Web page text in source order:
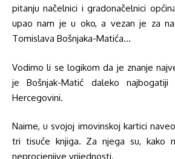
pitanju načelnici i gradonačelnici
upao nam je u oko, a vezan je za
Tomislava Bošnjaka-Matića…
Vodimo li se logikom da je znanje
je Bošnjak-Matić daleko
Hercegovini.
Naime, u svojoj imovinskoj kartici
tri tisuće knjiga. Za njega su, kako
neprocjenjive vrijednosti.